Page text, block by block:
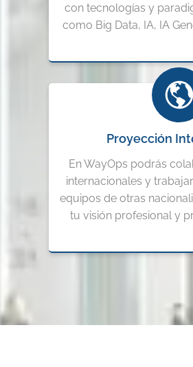
con tecnologías y
como Big Data, IA, IA
Proyección
En WayOps podrás
internacionales y
equipos de otras
tu visión profesional y